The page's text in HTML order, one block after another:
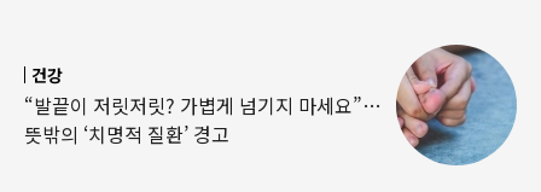
건강
“발끝이 저릿저릿? 가볍게 넘기지 마세요”…
뜻밖의 ‘치명적 질환’ 경고